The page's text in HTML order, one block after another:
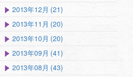
2013年12月 (21)
2013年11月 (20)
2013年10月 (20)
2013年09月 (41)
2013年08月 (43)